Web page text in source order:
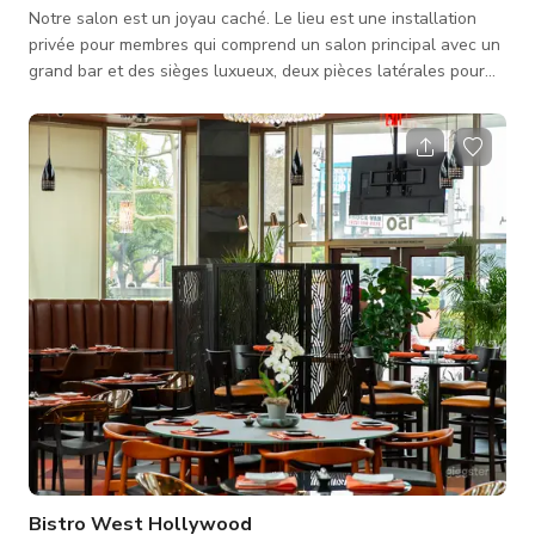
Notre salon est un joyau caché. Le lieu est une installation
privée pour membres qui comprend un salon principal avec un
grand bar et des sièges luxueux, deux pièces latérales pour
un bar privé, et un patio extérieur avec une fontaine et un
jusqu'à 250 invités et le salon principal sert de toile de fond
parfaite pour une piste de danse, un DJ et une performance int
Bistro West Hollywood